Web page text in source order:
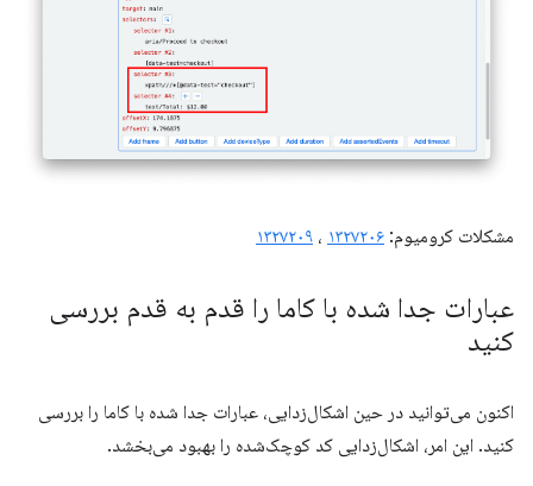
مشکلات کرومیوم: ۱۳۲۷۲۰۶ ، ۱۳۲۷۲۰۹
عبارات جدا شده با کاما را قدم به قدم بررسی
کنید
اکنون می‌توانید در حین اشکال‌زدایی، عبارات جدا شده با کاما را بررسی
کنید. این امر، اشکال‌زدایی کد کوچک‌شده را بهبود می‌بخشد.